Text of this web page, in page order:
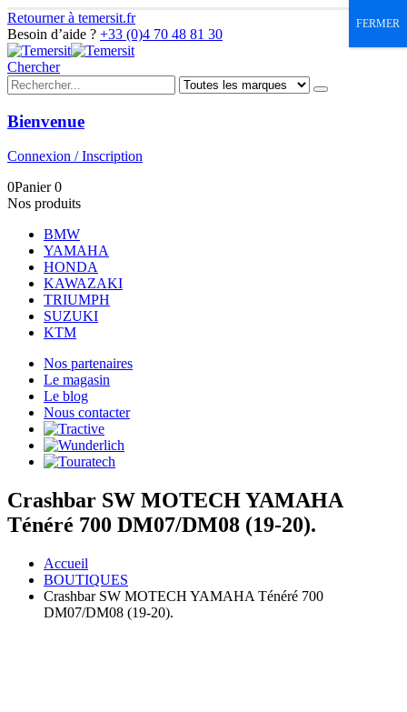
Retourner à temersit.fr
Besoin d’aide ? +33 (0)4 70 48 81 30
Chercher
Bienvenue
Connexion / Inscription
0Panier0
Nos produits
BMW
YAMAHA
HONDA
KAWAZAKI
TRIUMPH
SUZUKI
KTM
Nos partenaires
Le magasin
Le blog
Nous contacter
Crashbar SW MOTECH YAMAHA
Ténéré 700 DM07/DM08 (19-20).
Accueil
BOUTIQUES
Crashbar SW MOTECH YAMAHA Ténéré 700
DM07/DM08 (19-20).
FERMER